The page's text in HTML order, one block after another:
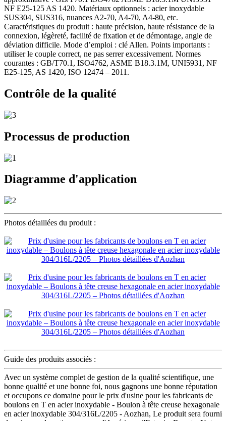
NF E25-125 AS 1420. Matériaux optionnels : acier inoxydable
SUS304, SUS316, nuances A2-70, A4-70, A4-80, etc.
Caractéristiques du produit : haute précision, haute résistance de la
connexion, légèreté, facilité de fixation et de démontage, angle de
déviation difficile. Mode d’emploi : clé Allen. Points importants :
utiliser le couple correct, ne pas serrer excessivement. Normes
courantes : GB/T70.1, ISO4762, ASME B18.3.1M, UNI5931, NF
E25-125, AS 1420, ISO 12474 – 2011.
Contrôle de la qualité
Processus de production
Diagramme d'application
Photos détaillées du produit :
Guide des produits associés :
Avec un système complet de gestion de la qualité scientifique, une
bonne qualité et une bonne foi, nous gagnons une bonne réputation
et occupons ce domaine pour le prix d'usine pour les fabricants de
boulons en T en acier inoxydable - Boulon à tête creuse hexagonale
en acier inoxydable 304/316L/2205 - Aozhan, Le produit sera fourni